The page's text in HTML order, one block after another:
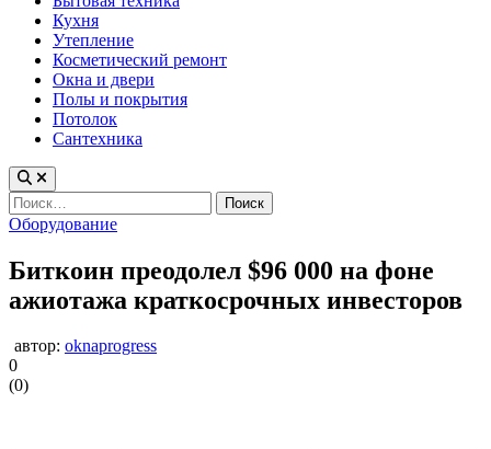
Кухня
Утепление
Косметический ремонт
Окна и двери
Полы и покрытия
Потолок
Сантехника
Найти:
Опубликовано
Оборудование
Биткоин преодолел $96 000 на фоне
ажиотажа краткосрочных инвесторов
автор: oknaprogress
0
(0)